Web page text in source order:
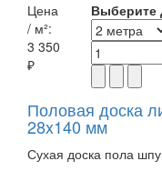
Цена
/ м²:
3 350
₽
Выберите
Половая доска
28x140 мм
Сухая доска пола